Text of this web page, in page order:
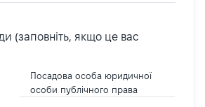
(заповніть, якщо це вас
Посадова особа юридичної
особи публічного права